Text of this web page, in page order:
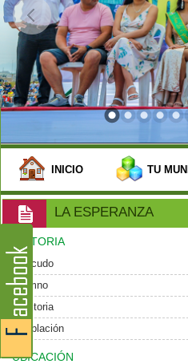
INICIO TU
LA ESPERANZA
HISTORIA
Escudo
Himno
Historia
Población
UBICACIÓN